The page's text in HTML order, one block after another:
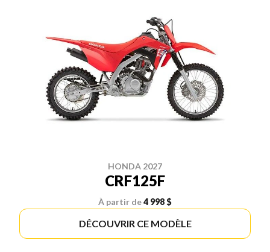
HONDA 2027
CRF125F
À partir de4 998 $
DÉCOUVRIR CE MODÈLE